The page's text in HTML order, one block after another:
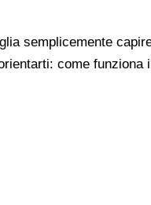
semplicemente
come